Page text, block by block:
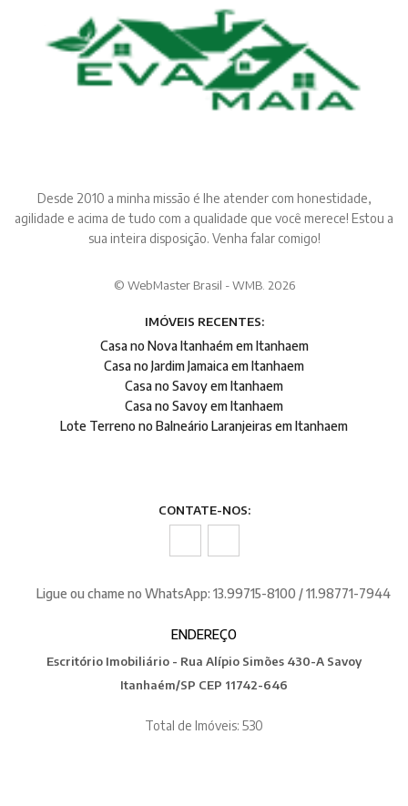
Desde 2010 a minha missão é lhe atender com honestidade,
agilidade e acima de tudo com a qualidade que você merece! Estou a
sua inteira disposição. Venha falar comigo!
© WebMaster Brasil - WMB. 2026
IMÓVEIS RECENTES:
Casa no Nova Itanhaém em Itanhaem
Casa no Jardim Jamaica em Itanhaem
Casa no Savoy em Itanhaem
Casa no Savoy em Itanhaem
Lote Terreno no Balneário Laranjeiras em Itanhaem
CONTATE-NOS:
Ligue ou chame no WhatsApp: 13.99715-8100 / 11.98771-7944
ENDEREÇO
Escritório Imobiliário - Rua Alípio Simões 430-A Savoy
Itanhaém/SP CEP 11742-646
Total de Imóveis: 530